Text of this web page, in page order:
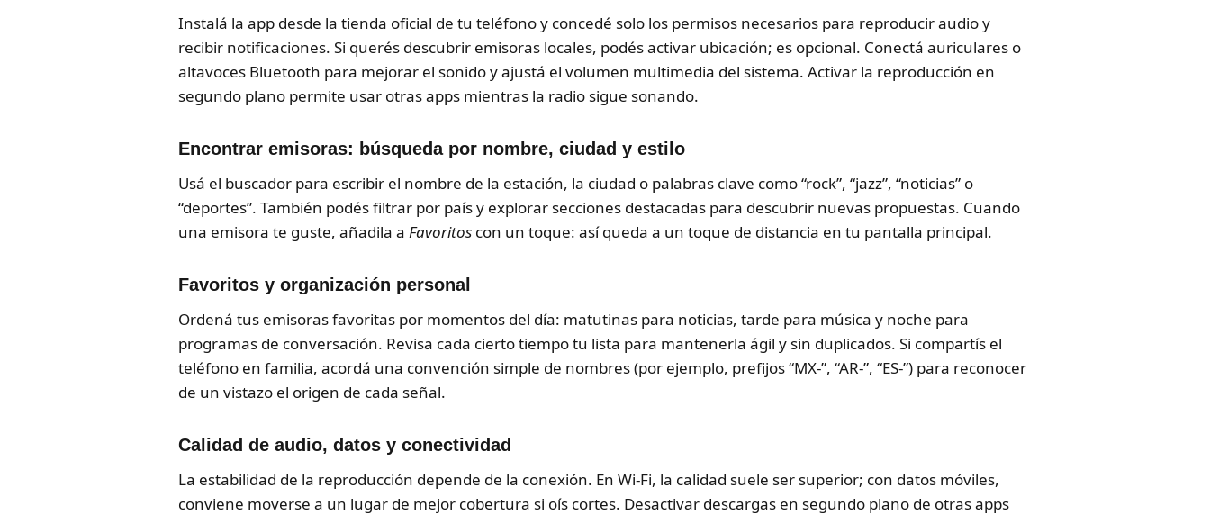
Instalá la app desde la tienda oficial de tu teléfono y concedé solo los permisos necesarios para reproducir audio y
recibir notificaciones. Si querés descubrir emisoras locales, podés activar ubicación; es opcional. Conectá auriculares o
altavoces Bluetooth para mejorar el sonido y ajustá el volumen multimedia del sistema. Activar la reproducción en
segundo plano permite usar otras apps mientras la radio sigue sonando.
Encontrar emisoras: búsqueda por nombre, ciudad y estilo
Usá el buscador para escribir el nombre de la estación, la ciudad o palabras clave como “rock”, “jazz”, “noticias” o
“deportes”. También podés filtrar por país y explorar secciones destacadas para descubrir nuevas propuestas. Cuando
una emisora te guste, añadila a Favoritos con un toque: así queda a un toque de distancia en tu pantalla principal.
Favoritos y organización personal
Ordená tus emisoras favoritas por momentos del día: matutinas para noticias, tarde para música y noche para
programas de conversación. Revisa cada cierto tiempo tu lista para mantenerla ágil y sin duplicados. Si compartís el
teléfono en familia, acordá una convención simple de nombres (por ejemplo, prefijos “MX-”, “AR-”, “ES-”) para reconocer
de un vistazo el origen de cada señal.
Calidad de audio, datos y conectividad
La estabilidad de la reproducción depende de la conexión. En Wi-Fi, la calidad suele ser superior; con datos móviles,
conviene moverse a un lugar de mejor cobertura si oís cortes. Desactivar descargas en segundo plano de otras apps